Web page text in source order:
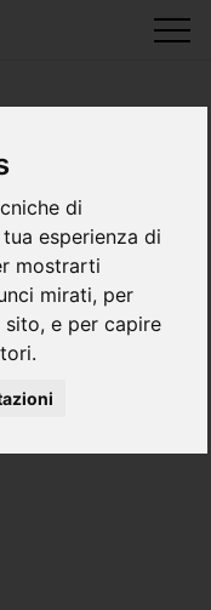
di
esperienza di
mostrarti
mirati, per
e per capire